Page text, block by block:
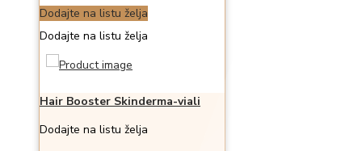
Dodajte na listu želja
Dodajte na listu želja
Hair Booster Skinderma-viali
Dodajte na listu želja